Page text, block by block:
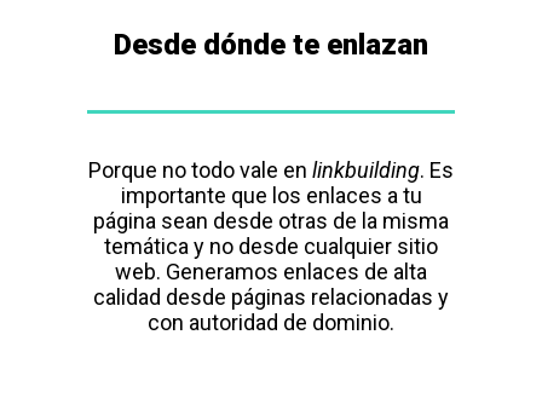
Desde dónde te enlazan
Porque no todo vale en linkbuilding. Es
importante que los enlaces a tu
página sean desde otras de la misma
temática y no desde cualquier sitio
web. Generamos enlaces de alta
calidad desde páginas relacionadas y
con autoridad de dominio.